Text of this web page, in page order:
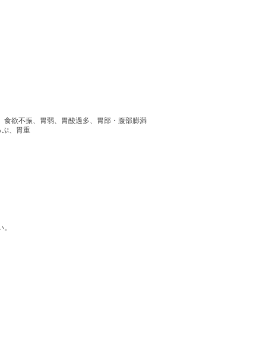
欲不振、胃弱、胃酸過多、胃部・腹部膨満
、胃重